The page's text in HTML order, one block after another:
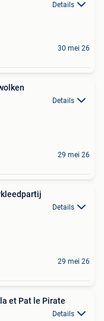
Details
30 mei 26
Details
29 mei 26
Details
29 mei 26
et Pat le Pirate
Details